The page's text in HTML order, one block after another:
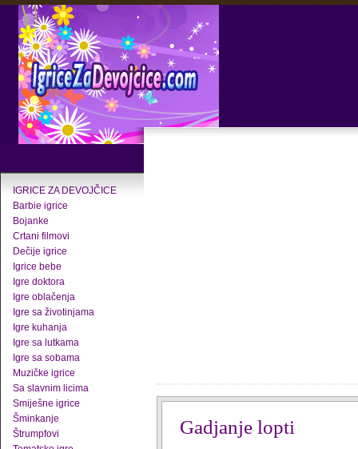
IGRICE ZA DEVOJČICE
Barbie igrice
Bojanke
Crtani filmovi
Dečije igrice
Igrice bebe
Igre doktora
Igre oblačenja
Igre sa životinjama
Igre kuhanja
Igre sa lutkama
Igre sa sobama
Muzičke igrice
Sa slavnim licima
Smiješne igrice
Šminkanje
Štrumpfovi
Gadjanje lopti